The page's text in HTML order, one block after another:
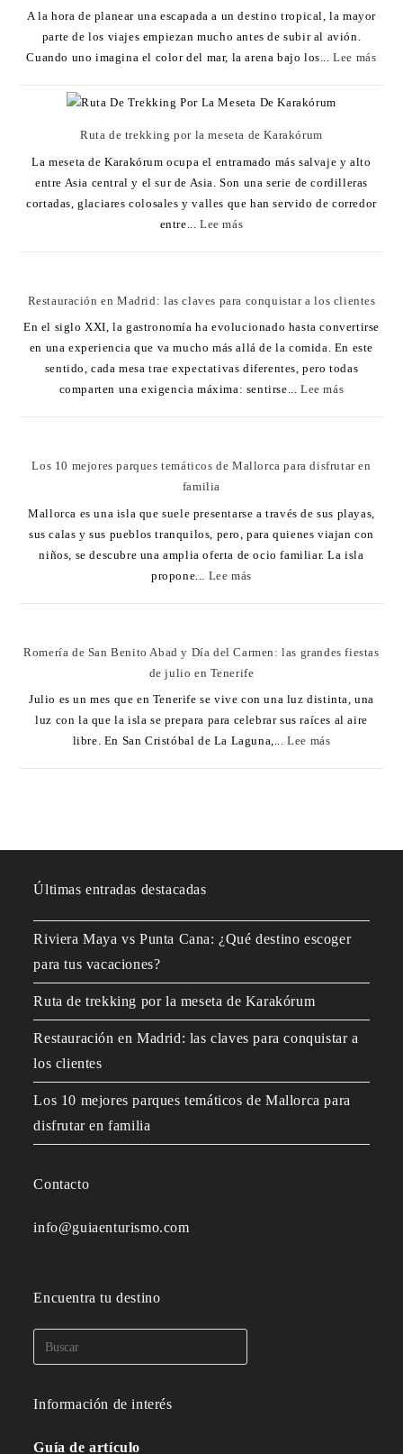
A la hora de planear una escapada a un destino tropical, la mayor
parte de los viajes empiezan mucho antes de subir al avión.
Cuando uno imagina el color del mar, la arena bajo los...Lee más
Ruta de trekking por la meseta de Karakórum
La meseta de Karakórum ocupa el entramado más salvaje y alto
entre Asia central y el sur de Asia. Son una serie de cordilleras
cortadas, glaciares colosales y valles que han servido de corredor
entre...Lee más
Restauración en Madrid: las claves para conquistar a los clientes
En el siglo XXI, la gastronomía ha evolucionado hasta convertirse
en una experiencia que va mucho más allá de la comida. En este
sentido, cada mesa trae expectativas diferentes, pero todas
comparten una exigencia máxima: sentirse...Lee más
Los 10 mejores parques temáticos de Mallorca para disfrutar en
familia
Mallorca es una isla que suele presentarse a través de sus playas,
sus calas y sus pueblos tranquilos, pero, para quienes viajan con
niños, se descubre una amplia oferta de ocio familiar. La isla
propone... Lee más
Romería de San Benito Abad y Día del Carmen: las grandes fiestas
de julio en Tenerife
Julio es un mes que en Tenerife se vive con una luz distinta, una
luz con la que la isla se prepara para celebrar sus raíces al aire
libre. En San Cristóbal de La Laguna,...Lee más
Últimas entradas destacadas
Riviera Maya vs Punta Cana: ¿Qué destino escoger
para tus vacaciones?
Ruta de trekking por la meseta de Karakórum
Restauración en Madrid: las claves para conquistar a
los clientes
Los 10 mejores parques temáticos de Mallorca para
disfrutar en familia
Contacto
info@guiaenturismo.com
Encuentra tu destino
Información de interés
Guía de artículo